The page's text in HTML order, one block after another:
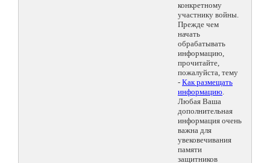
конкретному
участнику войны.
Прежде чем
начать
обрабатывать
информацию,
прочитайте,
пожалуйста, тему
- Как размещать
информацию.
Любая Ваша
дополнительная
информация очень
важна для
увековечивания
памяти
защитников